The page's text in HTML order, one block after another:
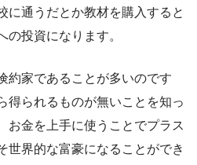
に通うだとか教材を購入すると
の投資になります。
約家であることが多いのです
得られるものが無いことを知っ
お金を上手に使うことでプラス
世界的な富豪になることができ